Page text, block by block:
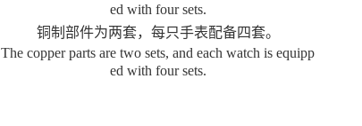
ed with four sets.
铜制部件为两套，每只手表配备四套。
The copper parts are two sets, and each watch is equipp
ed with four sets.